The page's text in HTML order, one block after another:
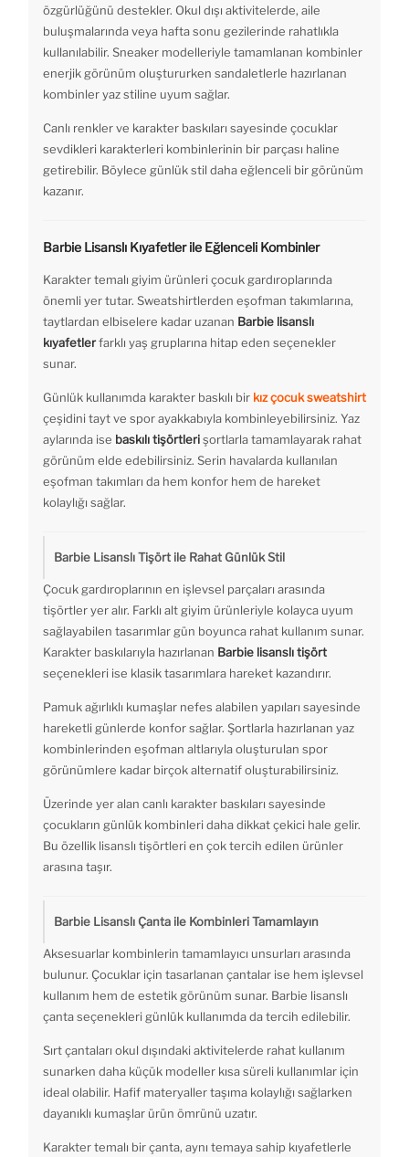
özgürlüğünü destekler. Okul dışı aktivitelerde, aile
buluşmalarında veya hafta sonu gezilerinde rahatlıkla
kullanılabilir. Sneaker modelleriyle tamamlanan kombinler
enerjik görünüm oluştururken sandaletlerle hazırlanan
kombinler yaz stiline uyum sağlar.
Canlı renkler ve karakter baskıları sayesinde çocuklar
sevdikleri karakterleri kombinlerinin bir parçası haline
getirebilir. Böylece günlük stil daha eğlenceli bir görünüm
kazanır.
Barbie Lisanslı Kıyafetler ile Eğlenceli Kombinler
Karakter temalı giyim ürünleri çocuk gardıroplarında
önemli yer tutar. Sweatshirtlerden eşofman takımlarına,
taytlardan elbiselere kadar uzanan Barbie lisanslı
kıyafetlerfarklı yaş gruplarına hitap eden seçenekler
sunar.
Günlük kullanımda karakter baskılı bir kız çocuk sweatshirt
çeşidini tayt ve spor ayakkabıyla kombinleyebilirsiniz. Yaz
aylarında ise baskılı tişörtlerişortlarla tamamlayarak rahat
görünüm elde edebilirsiniz. Serin havalarda kullanılan
eşofman takımları da hem konfor hem de hareket
kolaylığı sağlar.
Barbie Lisanslı Tişört ile Rahat Günlük Stil
Çocuk gardıroplarının en işlevsel parçaları arasında
tişörtler yer alır. Farklı alt giyim ürünleriyle kolayca uyum
sağlayabilen tasarımlar gün boyunca rahat kullanım sunar.
Karakter baskılarıyla hazırlanan Barbie lisanslı tişört
seçenekleri ise klasik tasarımlara hareket kazandırır.
Pamuk ağırlıklı kumaşlar nefes alabilen yapıları sayesinde
hareketli günlerde konfor sağlar. Şortlarla hazırlanan yaz
kombinlerinden eşofman altlarıyla oluşturulan spor
görünümlere kadar birçok alternatif oluşturabilirsiniz.
Üzerinde yer alan canlı karakter baskıları sayesinde
çocukların günlük kombinleri daha dikkat çekici hale gelir.
Bu özellik lisanslı tişörtleri en çok tercih edilen ürünler
arasına taşır.
Barbie Lisanslı Çanta ile Kombinleri Tamamlayın
Aksesuarlar kombinlerin tamamlayıcı unsurları arasında
bulunur. Çocuklar için tasarlanan çantalar ise hem işlevsel
kullanım hem de estetik görünüm sunar. Barbie lisanslı
çanta seçenekleri günlük kullanımda da tercih edilebilir.
Sırt çantaları okul dışındaki aktivitelerde rahat kullanım
sunarken daha küçük modeller kısa süreli kullanımlar için
ideal olabilir. Hafif materyaller taşıma kolaylığı sağlarken
dayanıklı kumaşlar ürün ömrünü uzatır.
Karakter temalı bir çanta, aynı temaya sahip kıyafetlerle